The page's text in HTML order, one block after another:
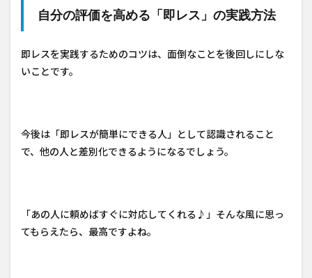
自分の評価を高める「即レス」の実践方法
即レスを実践するためのコツは、面倒なことを後回しにしな
いことです。
今後は「即レスが簡単にできる人」として認識されること
で、他の人と差別化できるようになるでしょう。
「あの人に頼めばすぐに対応してくれる♪」そんな風に思っ
てもらえたら、最高ですよね。